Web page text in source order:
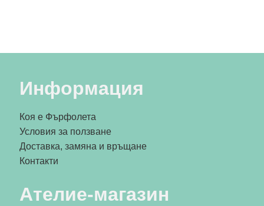
Информация
Коя е Фърфолета
Условия за ползване
Доставка, замяна и връщане
Контакти
Ателие-магазин